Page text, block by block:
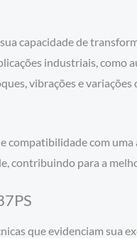
capacidade de
industriais,
vibrações e
compatibilidade com
contribuindo para a
que evidenciam sua